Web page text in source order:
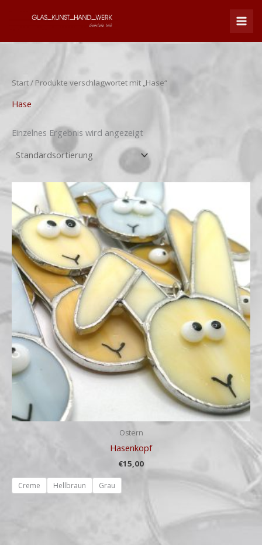
Start/ Produkte verschlagwortet mit „Hase“
Hase
Einzelnes Ergebnis wird angezeigt
Ostern
Hasenkopf
€15,00
Creme Hellbraun Grau